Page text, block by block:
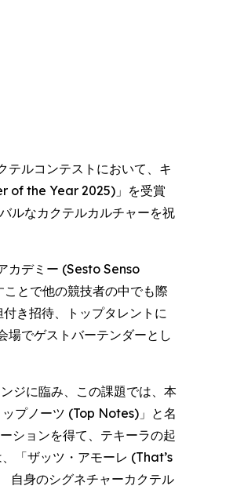
テルコンテストにおいて、キ
of the Year 2025)」を受賞
ルなカクテルカルチャーを祝
カデミー (Sesto Senso
とで他の競技者の中でも際
き招待、トップタレントに
場でゲストバーテンダーとし
ジに臨み、この課題では、本
プノーツ (Top Notes)」と名
ションを得て、テキーラの起
「ザッツ・アモーレ (That’s
自身のシグネチャーカクテル